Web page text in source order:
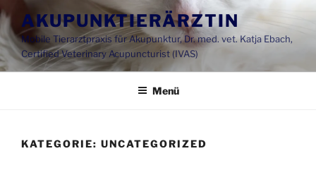
Inhalt
springen
AKUPUNKTIERÄRZTIN
Mobile Tierarztpraxis für Akupunktur, Dr. med. vet. Katja Ebach,
Certified Veterinary Acupuncturist (IVAS)
Menü
KATEGORIE: UNCATEGORIZED